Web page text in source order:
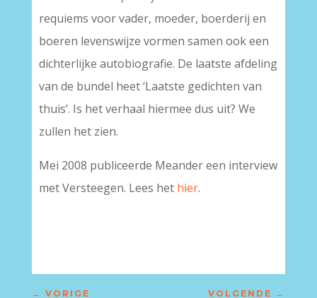
requiems voor vader, moeder, boerderij en
boeren levenswijze vormen samen ook een
dichterlijke autobiografie. De laatste afdeling
van de bundel heet ‘Laatste gedichten van
thuis’. Is het verhaal hiermee dus uit? We
zullen het zien.
Mei 2008 publiceerde Meander een interview
met Versteegen. Lees het hier.
← VORIGE VOLGENDE →